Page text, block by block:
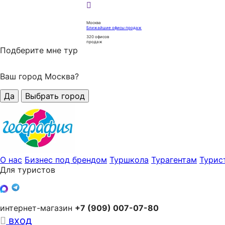
Москва
Ближайшие офисы продаж
320 офисов
продаж
Подберите мне тур
Ваш город Москва?
Да
Выбрать город
О нас Бизнес под брендом Туршкола Турагентам
Для туристов
интернет-магазин +7 (909) 007-07-80
вход